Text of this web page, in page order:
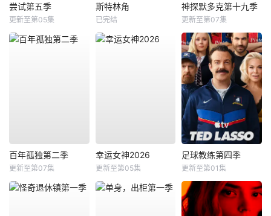
尝试第五季
更新至第05集
斯特林角
已完结
神探默多克第十九季
更新至第07集
百年孤独第二季
更新至第07集
幸运女神2026
更新至第05集
足球教练第四季
更新至第01集